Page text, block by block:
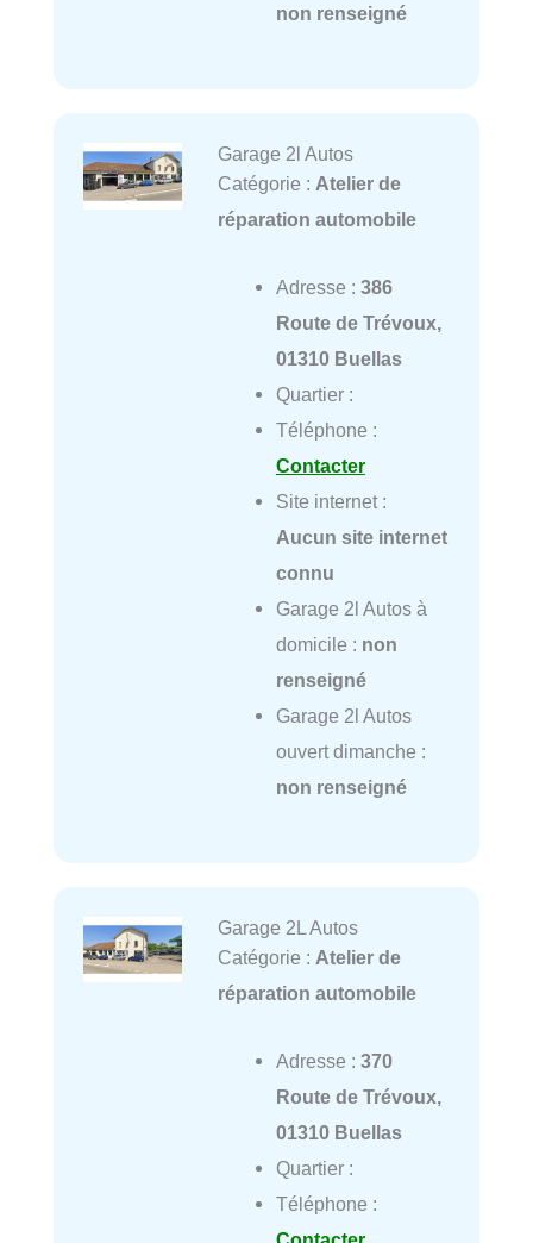
non renseigné
Garage 2l Autos
Catégorie : Atelier de
réparation automobile
Adresse : 386
Route de Trévoux,
01310 Buellas
Quartier :
Téléphone :
Contacter
Site internet :
Aucun site internet
connu
Garage 2l Autos à
domicile : non
renseigné
Garage 2l Autos
ouvert dimanche :
non renseigné
Garage 2L Autos
Catégorie : Atelier de
réparation automobile
Adresse : 370
Route de Trévoux,
01310 Buellas
Quartier :
Téléphone :